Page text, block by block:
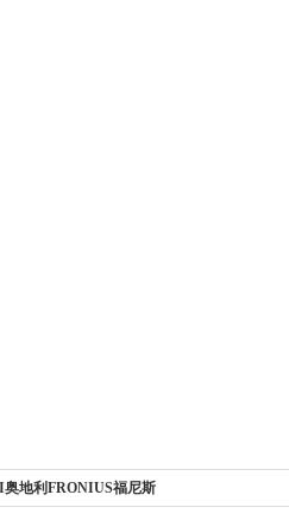
奥地利FRONIUS福尼斯